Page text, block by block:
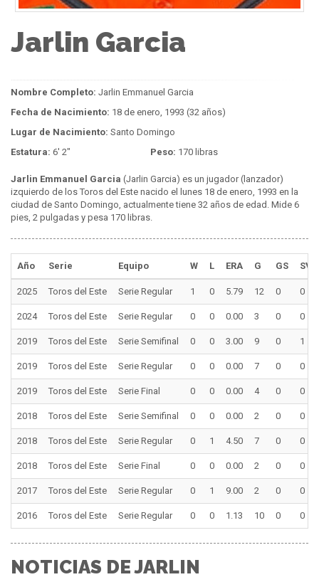
Jarlin Garcia
Nombre Completo: Jarlin Emmanuel Garcia
Fecha de Nacimiento: 18 de enero, 1993 (32 años)
Lugar de Nacimiento: Santo Domingo
Estatura: 6' 2" Peso: 170 libras
Jarlin Emmanuel Garcia (Jarlin Garcia) es un jugador (lanzador)
izquierdo de los Toros del Este nacido el lunes 18 de enero, 1993 en la
ciudad de Santo Domingo, actualmente tiene 32 años de edad. Mide 6
pies, 2 pulgadas y pesa 170 libras.
Año Serie Equipo W L ERA G GS SV
2025 Toros del Este Serie Regular 1 0 5.79 12 0 0
2024 Toros del Este Serie Regular 0 0 0.00 3 0 0
2019 Toros del Este Serie Semifinal 0 0 3.00 9 0 1
2019 Toros del Este Serie Regular 0 0 0.00 7 0 0
2019 Toros del Este Serie Final 0 0 0.00 4 0 0
2018 Toros del Este Serie Semifinal 0 0 0.00 2 0 0
2018 Toros del Este Serie Regular 0 1 4.50 7 0 0
2018 Toros del Este Serie Final 0 0 0.00 2 0 0
2017 Toros del Este Serie Regular 0 1 9.00 2 0 0
2016 Toros del Este Serie Regular 0 0 1.13 10 0 0
NOTICIAS DE JARLIN